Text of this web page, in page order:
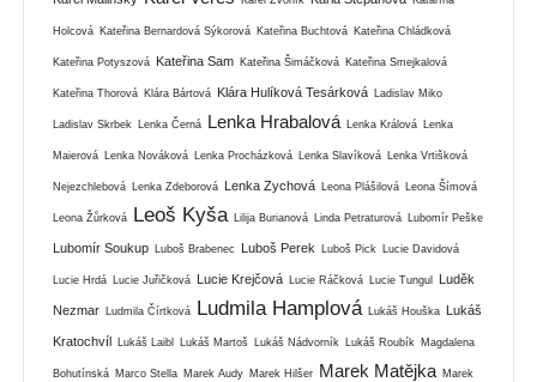
Holcová Kateřina Bernardová Sýkorová Kateřina Buchtová Kateřina Chládková
Kateřina Potyszová Kateřina Sam Kateřina Šimáčková Kateřina Smejkalová
Kateřina Thorová Klára Bártová Klára Hulíková Tesárková Ladislav Miko
Ladislav Skrbek Lenka Černá Lenka Hrabalová Lenka Králová Lenka
Maierová Lenka Nováková Lenka Procházková Lenka Slavíková Lenka Vrtišková
Nejezchlebová Lenka Zdeborová Lenka Zychová Leona Plášilová Leona Šímová
Leona Žůrková Leoš Kyša Lilija Burianová Linda Petraturová Lubomír Peške
Lubomír Soukup Luboš Brabenec Luboš Perek Luboš Pick Lucie Davidová
Lucie Hrdá Lucie Juřičková Lucie Krejčová Lucie Ráčková Lucie Tungul Luděk
Nezmar Ludmila Čírtková Ludmila Hamplová Lukáš Houška Lukáš
Kratochvíl Lukáš Laibl Lukáš Martoš Lukáš Nádvorník Lukáš Roubík Magdalena
Bohutínská Marco Stella Marek Audy Marek Hilšer Marek Matějka Marek